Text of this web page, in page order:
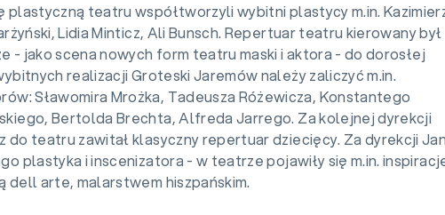
plastyczną teatru współtworzyli wybitni plastycy m.in.
Lidia Minticz, Ali Bunsch. Repertuar teatru kierowany był
- jako scena nowych form teatru maski i aktora - do dorosłej
realizacji Groteski Jaremów należy zaliczyć m.in.
Sławomira Mrożka, Tadeusza Różewicza, Konstantego
Bertolda Brechta, Alfreda Jarrego. Za kolejnej dyrekcji
do teatru zawitał klasyczny repertuar dziecięcy. Za dyrekcji
plastyka i inscenizatora - w teatrze pojawiły się m.in.
dell arte, malarstwem hiszpańskim.